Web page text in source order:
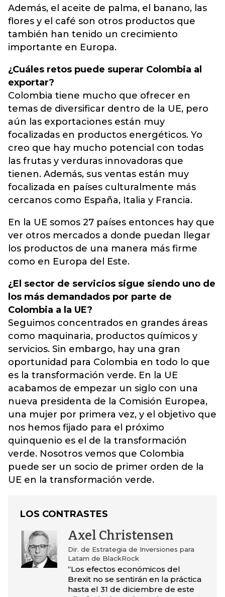
Además, el aceite de palma, el banano, las
flores y el café son otros productos que
también han tenido un crecimiento
importante en Europa.
¿Cuáles retos puede superar Colombia al
exportar?
Colombia tiene mucho que ofrecer en
temas de diversificar dentro de la UE, pero
aún las exportaciones están muy
focalizadas en productos energéticos. Yo
creo que hay mucho potencial con todas
las frutas y verduras innovadoras que
tienen. Además, sus ventas están muy
focalizada en países culturalmente más
cercanos como España, Italia y Francia.
En la UE somos 27 países entonces hay que
ver otros mercados a donde puedan llegar
los productos de una manera más firme
como en Europa del Este.
¿El sector de servicios sigue siendo uno de
los más demandados por parte de
Colombia a la UE?
Seguimos concentrados en grandes áreas
como maquinaria, productos químicos y
servicios. Sin embargo, hay una gran
oportunidad para Colombia en todo lo que
es la transformación verde. En la UE
acabamos de empezar un siglo con una
nueva presidenta de la Comisión Europea,
una mujer por primera vez, y el objetivo que
nos hemos fijado para el próximo
quinquenio es el de la transformación
verde. Nosotros vemos que Colombia
puede ser un socio de primer orden de la
UE en la transformación verde.
LOS CONTRASTES
Axel Christensen
Dir. de Estrategia de Inversiones para
Latam de BlackRock
“Los efectos económicos del
Brexit no se sentirán en la práctica
hasta el 31 de diciembre de este